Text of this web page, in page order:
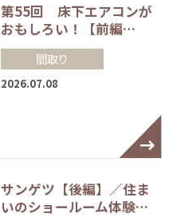
第55回 床下エアコンが
おもしろい！【前編…
間取り
2026.07.08
サンゲツ【後編】／住ま
いのショールーム体験…